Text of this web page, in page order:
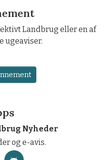
Landbrug eller en af
ugeaviser.
Nyheder
og e-avis.